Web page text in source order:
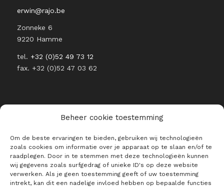
Beheer cookie toestemming
Om de beste ervaringen te bieden, gebruiken wij technologieën
zoals cookies om informatie over je apparaat op te slaan en/of te
raadplegen. Door in te stemmen met deze technologieën kunnen
wij gegevens zoals surfgedrag of unieke ID's op deze website
verwerken. Als je geen toestemming geeft of uw toestemming
intrekt, kan dit een nadelige invloed hebben op bepaalde functies
erwin@rajo.be
Zonneke 6
9220 Hamme
tel. +32 (0)52 49 73 12
fax. +32 (0)52 47 03 62
RESTEZ INFORMÉ DE L’ACTUALITÉ
DE RAJO
E-mail *